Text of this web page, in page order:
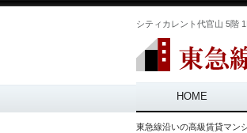
シティカレント代官山 5階
Main menu
HOME
東急線沿いの高級賃貸マン